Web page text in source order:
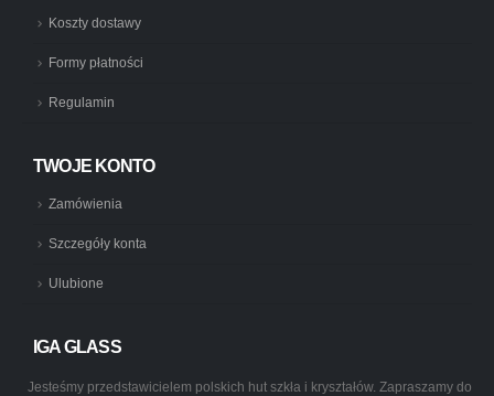
Koszty dostawy
Formy płatności
Regulamin
TWOJE KONTO
Zamówienia
Szczegóły konta
Ulubione
IGA GLASS
Jesteśmy przedstawicielem polskich hut szkła i kryształów. Zapraszamy do